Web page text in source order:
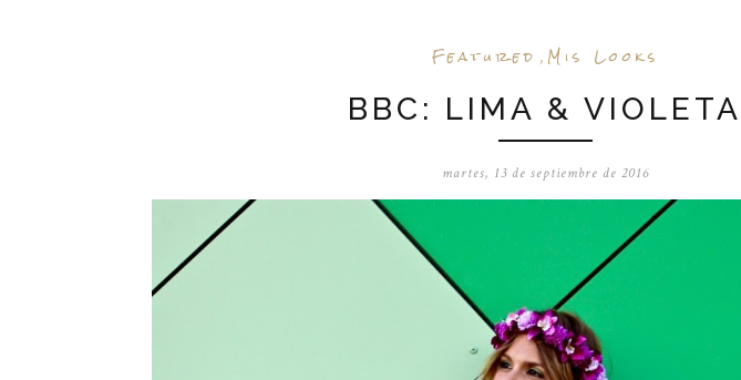
Featured , Mis Looks
BBC: LIMA & VIOLETA
martes, 13 de septiembre de 2016